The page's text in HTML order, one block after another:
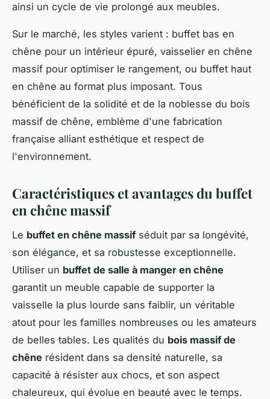
ainsi un cycle de vie prolongé aux meubles.
Sur le marché, les styles varient : buffet bas en
chêne pour un intérieur épuré, vaisselier en chêne
massif pour optimiser le rangement, ou buffet haut
en chêne au format plus imposant. Tous
bénéficient de la solidité et de la noblesse du bois
massif de chêne, emblème d'une fabrication
française alliant esthétique et respect de
l'environnement.
Caractéristiques et avantages du buffet
en chêne massif
Le buffet en chêne massifséduit par sa longévité,
son élégance, et sa robustesse exceptionnelle.
Utiliser un buffet de salle à manger en chêne
garantit un meuble capable de supporter la
vaisselle la plus lourde sans faiblir, un véritable
atout pour les familles nombreuses ou les amateurs
de belles tables. Les qualités du bois massif de
chêne résident dans sa densité naturelle, sa
capacité à résister aux chocs, et son aspect
chaleureux, qui évolue en beauté avec le temps.